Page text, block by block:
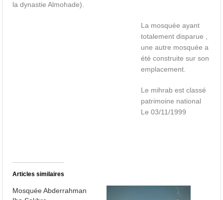
la dynastie Almohade).
La mosquée ayant
totalement disparue ,
une autre mosquée a
été construite sur son
emplacement.
Le mihrab est classé
patrimoine national
Le 03/11/1999
Articles similaires
Mosquée Abderrahman